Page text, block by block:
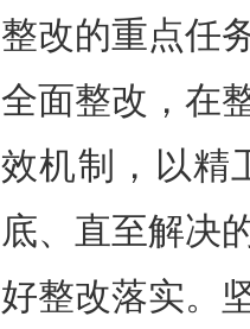
整改的重点任
全面整改，在
效机制，以精
底、直至解决
好整改落实。